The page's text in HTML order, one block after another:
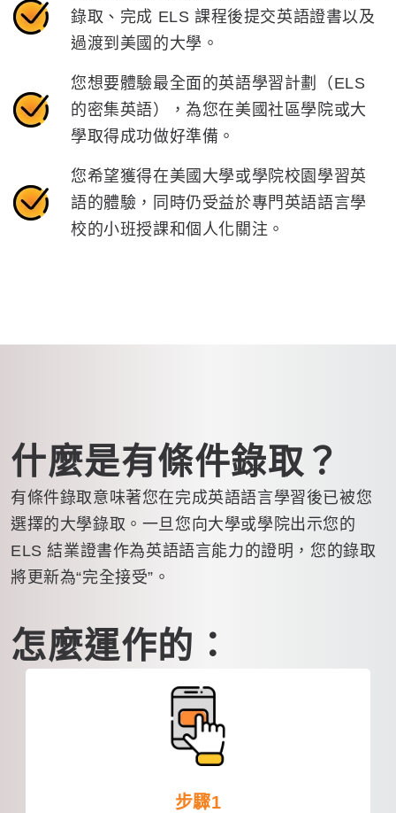
錄取、完成 ELS 課程後提交英語證書以及
過渡到美國的大學。
您想要體驗最全面的英語學習計劃（ELS
的密集英語），為您在美國社區學院或大
學取得成功做好準備。
您希望獲得在美國大學或學院校園學習英
語的體驗，同時仍受益於專門英語語言學
校的小班授課和個人化關注。
什麼是有條件錄取？
有條件錄取意味著您在完成英語語言學習後已被您
選擇的大學錄取。一旦您向大學或學院出示您的
ELS 結業證書作為英語語言能力的證明，您的錄取
將更新為“完全接受”。
怎麼運作的：
步驟1